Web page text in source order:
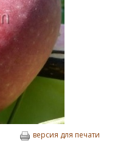
версия для печати